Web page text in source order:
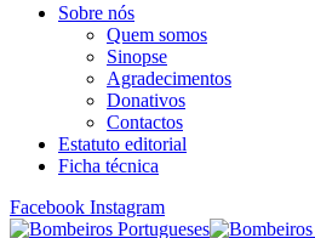
Sobre nós
Quem somos
Sinopse
Agradecimentos
Donativos
Contactos
Estatuto editorial
Ficha técnica
Facebook Instagram